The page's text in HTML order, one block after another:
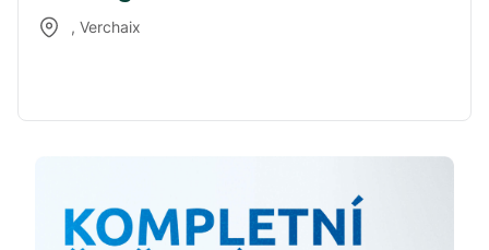
, Verchaix